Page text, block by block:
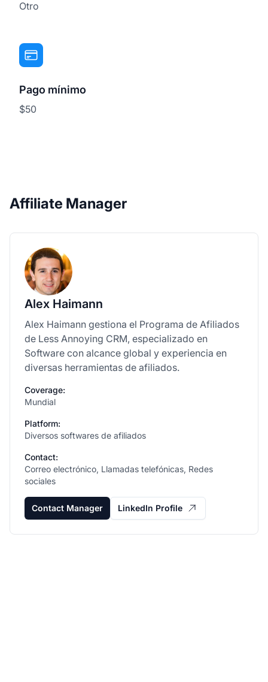
Otro
Pago mínimo
$50
Affiliate Manager
Alex Haimann
Alex Haimann gestiona el Programa de Afiliados
de Less Annoying CRM, especializado en
Software con alcance global y experiencia en
diversas herramientas de afiliados.
Coverage:
Mundial
Platform:
Diversos softwares de afiliados
Contact:
Correo electrónico, Llamadas telefónicas, Redes
sociales
Contact Manager LinkedIn Profile